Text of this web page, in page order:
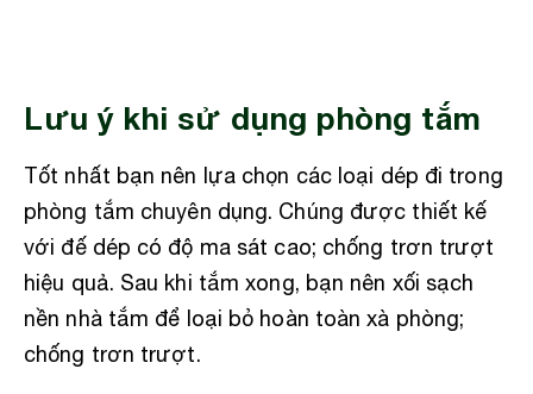
Lưu ý khi sử dụng phòng tắm
Tốt nhất bạn nên lựa chọn các loại dép đi trong
phòng tắm chuyên dụng. Chúng được thiết kế
với đế dép có độ ma sát cao; chống trơn trượt
hiệu quả. Sau khi tắm xong, bạn nên xối sạch
nền nhà tắm để loại bỏ hoàn toàn xà phòng;
chống trơn trượt.